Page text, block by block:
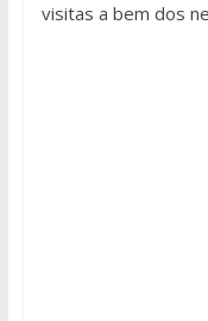
visitas a bem dos